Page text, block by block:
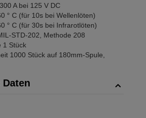
A bei 125 V DC
° C (für 10s bei Wellenlöten)
° C (für 30s bei Infrarotlöten)
STD-202, Methode 208
1 Stück
1000 Stück auf 180mm-Spule,